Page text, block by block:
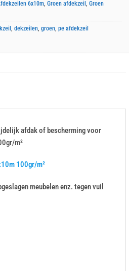
6x10m,Groen afdekzeil,Groen
,dekzeilen,groen,pe afdekzeil
afdak of bescherming voor
m²
100gr/m²
meubelen enz. tegen vuil